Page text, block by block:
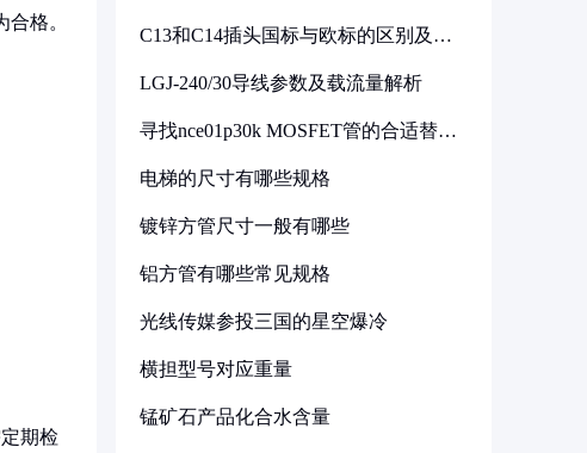
格。
期检
C13和C14插头国标与欧标的区别及其
LGJ-240/30导线参数及载流量解析
寻找nce01p30k MOSFET管的合适替代
电梯的尺寸有哪些规格
镀锌方管尺寸一般有哪些
铝方管有哪些常见规格
光线传媒参投三国的星空爆冷
横担型号对应重量
锰矿石产品化合水含量